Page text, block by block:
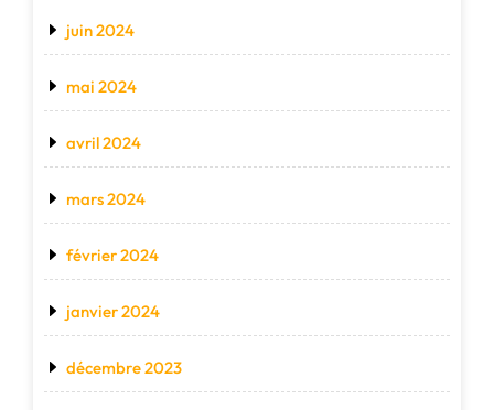
juin 2024
mai 2024
avril 2024
mars 2024
février 2024
janvier 2024
décembre 2023